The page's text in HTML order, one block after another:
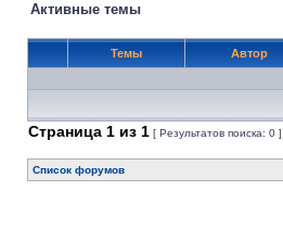
Активные темы
Темы Автор
Страница 1 из 1 [ Результатов поиска: 0 ]
Список форумов